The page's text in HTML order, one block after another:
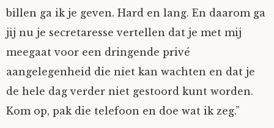
billen ga ik je geven. Hard en lang. En daarom ga
jij nu je secretaresse vertellen dat je met mij
meegaat voor een dringende privé
aangelegenheid die niet kan wachten en dat je
de hele dag verder niet gestoord kunt worden.
Kom op, pak die telefoon en doe wat ik zeg.”